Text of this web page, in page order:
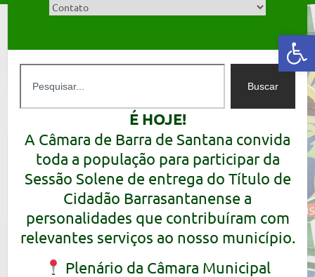
Abrir a barra de ferramentas
Buscar
É HOJE!
A Câmara de Barra de Santana convida
toda a população para participar da
Sessão Solene de entrega do Título de
Cidadão Barrasantanense a
personalidades que contribuíram com
relevantes serviços ao nosso município.
Plenário da Câmara Municipal